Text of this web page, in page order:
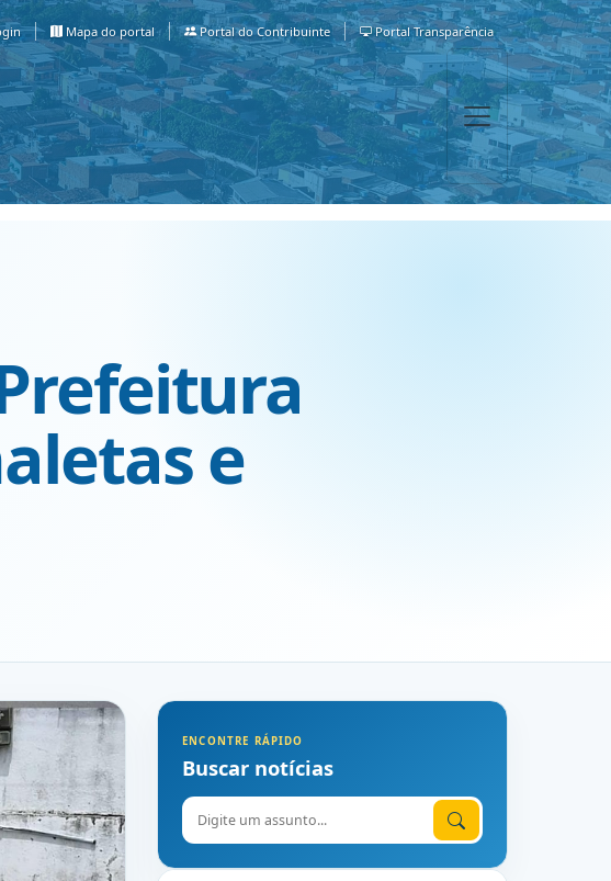
Mapa do portal Portal do Contribuinte Portal Transparência
e
ENCONTRE RÁPIDO
Buscar notícias
Digite o assunto